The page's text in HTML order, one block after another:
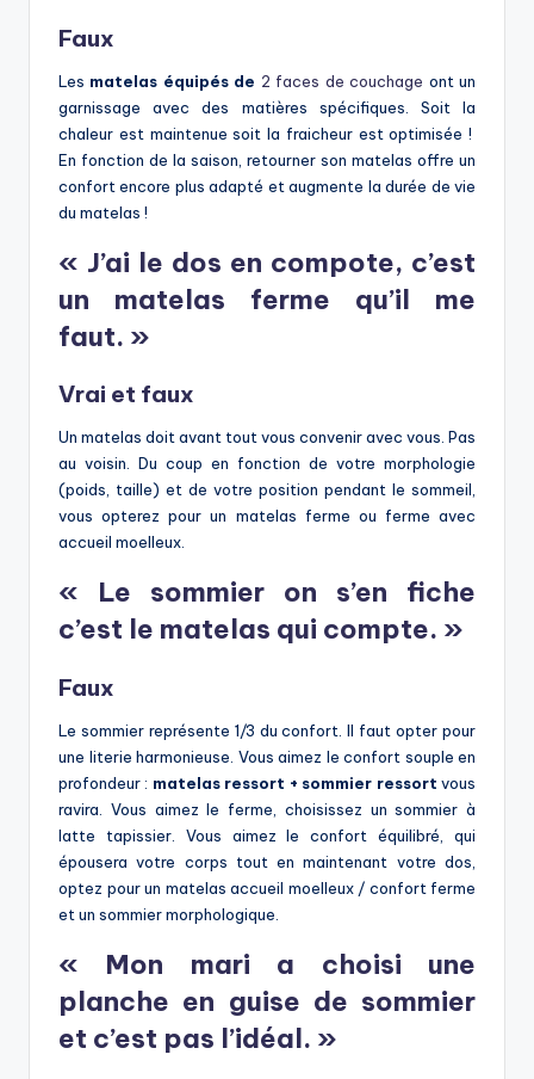
Faux
Les matelas équipés de 2 faces de couchage ont un
garnissage avec des matières spécifiques. Soit la
chaleur est maintenue soit la fraicheur est optimisée !
En fonction de la saison, retourner son matelas offre un
confort encore plus adapté et augmente la durée de vie
du matelas !
« J’ai le dos en compote, c’est
un matelas ferme qu’il me
faut. »
Vrai et faux
Un matelas doit avant tout vous convenir avec vous. Pas
au voisin. Du coup en fonction de votre morphologie
(poids, taille) et de votre position pendant le sommeil,
vous opterez pour un matelas ferme ou ferme avec
accueil moelleux.
« Le sommier on s’en fiche
c’est le matelas qui compte. »
Faux
Le sommier représente 1/3 du confort. Il faut opter pour
une literie harmonieuse. Vous aimez le confort souple en
profondeur : matelas ressort + sommier ressort vous
ravira. Vous aimez le ferme, choisissez un sommier à
latte tapissier. Vous aimez le confort équilibré, qui
épousera votre corps tout en maintenant votre dos,
optez pour un matelas accueil moelleux / confort ferme
et un sommier morphologique.
« Mon mari a choisi une
planche en guise de sommier
et c’est pas l’idéal. »